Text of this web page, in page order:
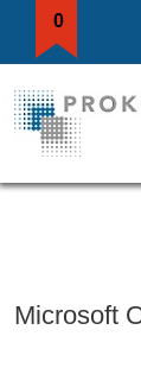
0
Microsoft